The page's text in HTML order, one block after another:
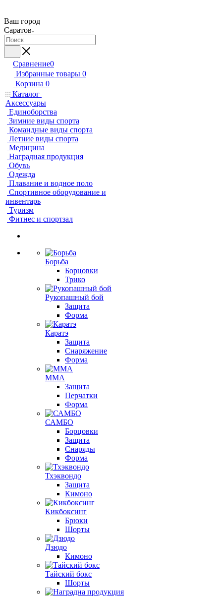
Ваш город
Саратов
Сравнение0
Избранные товары 0
Корзина 0
Каталог
Аксессуары
Единоборства
Зимние виды спорта
Командные виды спорта
Летние виды спорта
Медицина
Наградная продукция
Обувь
Одежда
Плавание и водное поло
Спортивное оборудование и
инвентарь
Туризм
Фитнес и спортзал
Борьба
Борцовки
Трико
Рукопашный бой
Защита
Форма
Каратэ
Защита
Снаряжение
Форма
ММА
Защита
Перчатки
Форма
САМБО
Борцовки
Защита
Снаряды
Форма
Тхэквондо
Защита
Кимоно
Кикбоксинг
Брюки
Шорты
Дзюдо
Кимоно
Тайский бокс
Шорты